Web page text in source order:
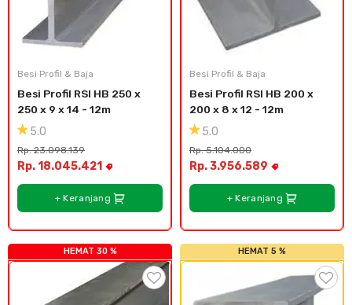
Besi Profil & Baja
Besi Profil RSI HB 250 x
250 x 9 x 14 - 12m
5.0
Rp. 23.098.139
Rp. 18.045.421
+ Keranjang
Besi Profil & Baja
Besi Profil RSI HB 200 x
200 x 8 x 12 - 12m
5.0
Rp. 5.104.000
Rp. 3.956.589
+ Keranjang
HEMAT 30 % HEMAT 5 %